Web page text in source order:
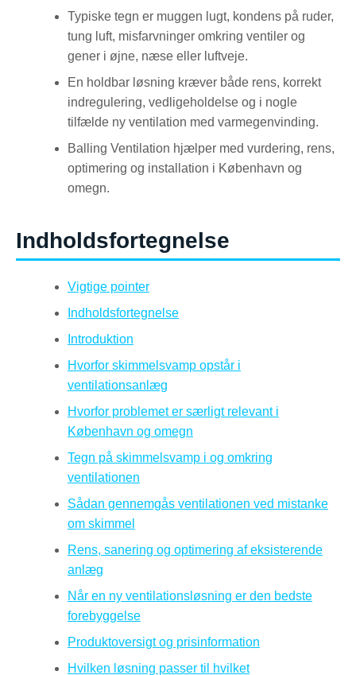
Typiske tegn er muggen lugt, kondens på ruder,
tung luft, misfarvninger omkring ventiler og
gener i øjne, næse eller luftveje.
En holdbar løsning kræver både rens, korrekt
indregulering, vedligeholdelse og i nogle
tilfælde ny ventilation med varmegenvinding.
Balling Ventilation hjælper med vurdering, rens,
optimering og installation i København og
omegn.
Indholdsfortegnelse
Vigtige pointer
Indholdsfortegnelse
Introduktion
Hvorfor skimmelsvamp opstår i
ventilationsanlæg
Hvorfor problemet er særligt relevant i
København og omegn
Tegn på skimmelsvamp i og omkring
ventilationen
Sådan gennemgås ventilationen ved mistanke
om skimmel
Rens, sanering og optimering af eksisterende
anlæg
Når en ny ventilationsløsning er den bedste
forebyggelse
Produktoversigt og prisinformation
Hvilken løsning passer til hvilket